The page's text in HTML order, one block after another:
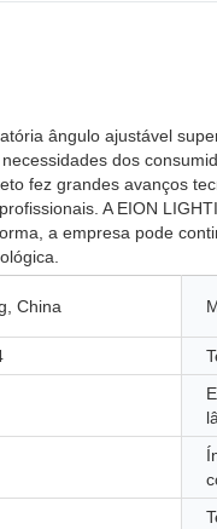
ângulo ajustável
dos
fez grandes avanços
A EION
a empresa pode
China